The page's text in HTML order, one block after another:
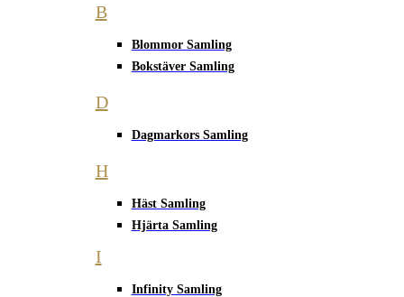
B
Blommor Samling
Bokstäver Samling
D
Dagmarkors Samling
H
Häst Samling
Hjärta Samling
I
Infinity Samling